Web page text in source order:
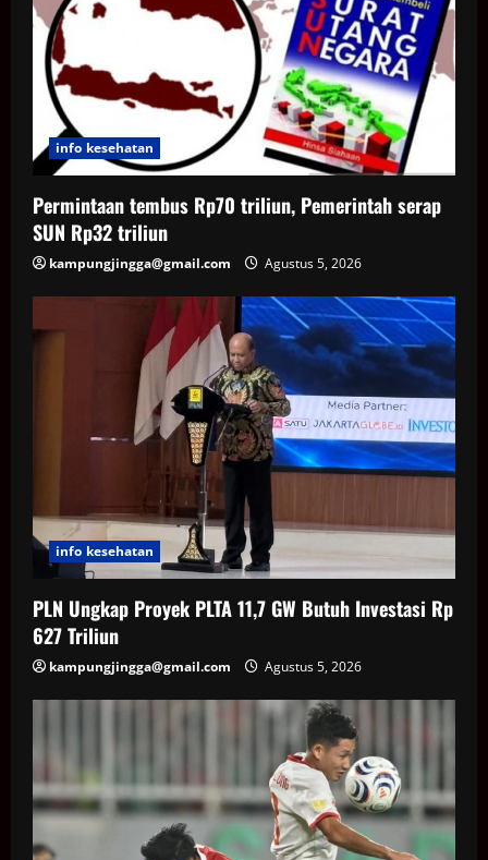
info kesehatan
Permintaan tembus Rp70 triliun, Pemerintah serap
SUN Rp32 triliun
kampungjingga@gmail.com Agustus 5, 2026
info kesehatan
PLN Ungkap Proyek PLTA 11,7 GW Butuh Investasi Rp
627 Triliun
kampungjingga@gmail.com Agustus 5, 2026